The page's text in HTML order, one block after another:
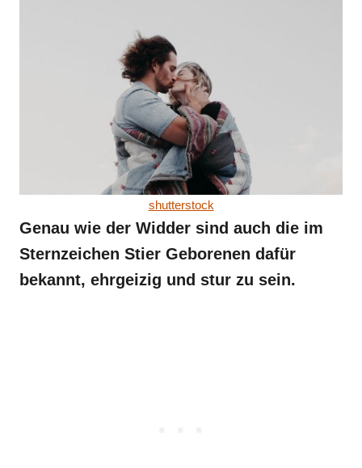
shutterstock
Genau wie der Widder sind auch die im
Sternzeichen Stier Geborenen dafür
bekannt, ehrgeizig und stur zu sein.